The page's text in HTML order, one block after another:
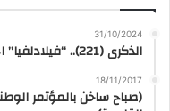
31/10/2024
الذكرى (221).. “فيلادلفيا” الأمريكية في أسر البحارة الطرابلسيين
18/11/2017
(صباح ساخن بالمؤتمر